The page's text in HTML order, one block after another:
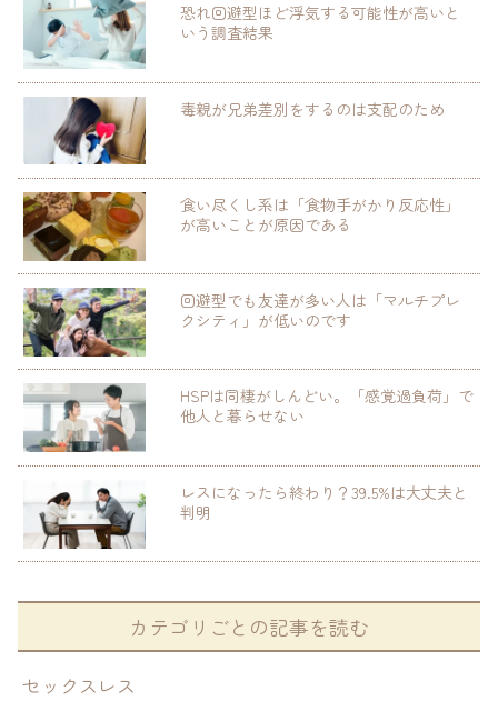
恐れ回避型ほど浮気する可能性が高いと
いう調査結果
毒親が兄弟差別をするのは支配のため
食い尽くし系は「食物手がかり反応性」
が高いことが原因である
回避型でも友達が多い人は「マルチプレ
クシティ」が低いのです
HSPは同棲がしんどい。「感覚過負荷」で
他人と暮らせない
レスになったら終わり？39.5%は大丈夫と
判明
カテゴリごとの記事を読む
セックスレス